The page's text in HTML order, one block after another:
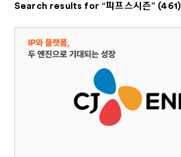
Search results for “피프스시즌” (461)